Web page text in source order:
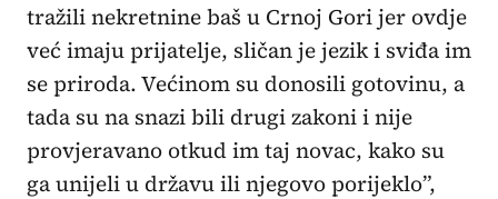
tražili nekretnine baš u Crnoj Gori jer ovdje
već imaju prijatelje, sličan je jezik i sviđa im
se priroda. Većinom su donosili gotovinu, a
tada su na snazi bili drugi zakoni i nije
provjeravano otkud im taj novac, kako su
ga unijeli u državu ili njegovo porijeklo”,